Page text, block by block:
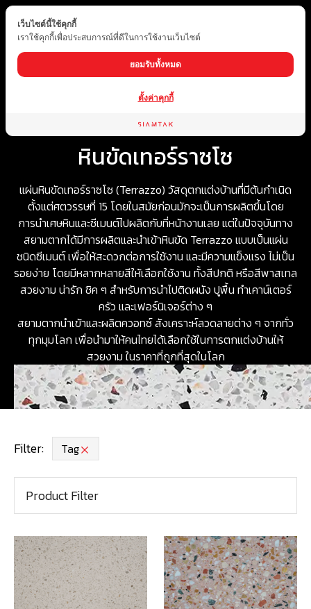
หินสังเคราะห์
หินขัดเทอร์ราซโซ
แผ่นหินขัดเทอร์ราซโซ (Terrazzo) วัสดุตกแต่งบ้านที่มีต้นกำเนิด
ตั้งแต่ศตวรรษที่ 15 โดยในสมัยก่อนมักจะเป็นการผลิตขึ้นโดย
การนำเศษหินและซีเมนต์ไปผลิตกับที่หน้างานเลย แต่ในปัจจุบันทาง
สยามตากได้มีการผลิตและนำเข้าหินขัด Terrazzo แบบเป็นแผ่น
ชนิดซีเมนต์ เพื่อให้สะดวกต่อการใช้งาน และมีความแข็งแรง ไม่เป็น
รอยง่าย โดยมีหลากหลายสีให้เลือกใช้งาน ทั้งสีปกติ หรือสีพาสเทล
สวยงาม น่ารัก ชิค ๆ สำหรับการนำไปติดผนัง ปูพื้น ทำเคาน์เตอร์
ครัว และเฟอร์นิเจอร์ต่าง ๆ
สยามตากนำเข้าและผลิตควอทซ์ สังเคราะห์ลวดลายต่าง ๆ จากทั่ว
ทุกมุมโลก เพื่อนำมาให้คนไทยได้เลือกใช้ในการตกแต่งบ้านให้
สวยงาม ในราคาที่ถูกที่สุดในโลก
Filter: Tag
Product Filter
เว็บไซต์นี้ใช้คุกกี้
เราใช้คุกกี้เพื่อประสบการณ์ที่ดีในการใช้งานเว็บไซต์
ยอมรับทั้งหมด
ตั้งค่าคุกกี้